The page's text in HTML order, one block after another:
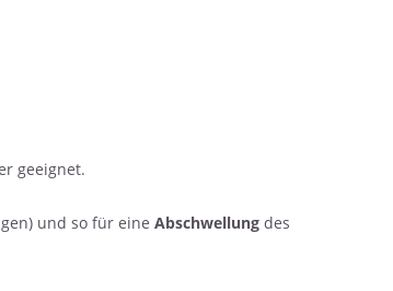
geeignet.
und so für eine Abschwellung des